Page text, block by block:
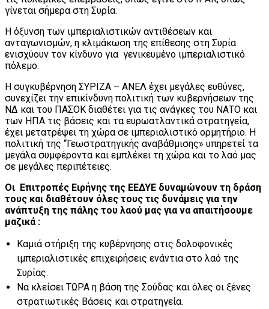
γίνεται σήμερα στη Συρία.
Η όξυνση των ιμπεριαλιστικών αντιθέσεων και
ανταγωνισμών, η κλιμάκωση της επίθεσης στη Συρία
ενισχύουν τον κίνδυνο για γενικευμένο ιμπεριαλιστικό
πόλεμο.
Η συγκυβέρνηση ΣΥΡΙΖΑ – ΑΝΕΛ έχει μεγάλες ευθύνες,
συνεχίζει την επικίνδυνη πολιτική των κυβερνήσεων της
ΝΔ και του ΠΑΣΟΚ διαθέτει για τις ανάγκες του ΝΑΤΟ και
των ΗΠΑ τις βάσεις και τα ευρωατλαντικά στρατηγεία,
έχει μετατρέψει τη χώρα σε ιμπεριαλιστικό ορμητήριο. Η
πολιτική της “Γεωστρατηγικής αναβάθμισης» υπηρετεί τα
μεγάλα συμφέροντα και εμπλέκει τη χώρα και το λαό μας
σε μεγάλες περιπέτειες.
Οι Επιτροπές Ειρήνης της ΕΕΔΥΕ δυναμώνουν τη δράση
τους και διαθέτουν όλες τους τις δυνάμεις για την
ανάπτυξη της πάλης του λαού μας για να απαιτήσουμε
μαζικά :
Καμιά στήριξη της κυβέρνησης στις δολοφονικές
ιμπεριαλιστικές επιχειρήσεις ενάντια στο λαό της
Συρίας.
Να κλείσει ΤΩΡΑ η βάση της Σούδας και όλες οι ξένες
στρατιωτικές Βάσεις και στρατηγεία.